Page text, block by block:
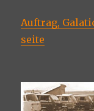
Auftrag,
seite